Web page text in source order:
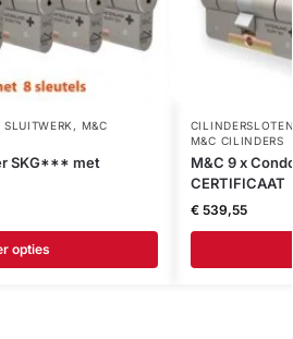
, M&C
SKG*** met
opties
M&C CILINDERS
M&C 9 x
CERTIFICAAT
€539,55